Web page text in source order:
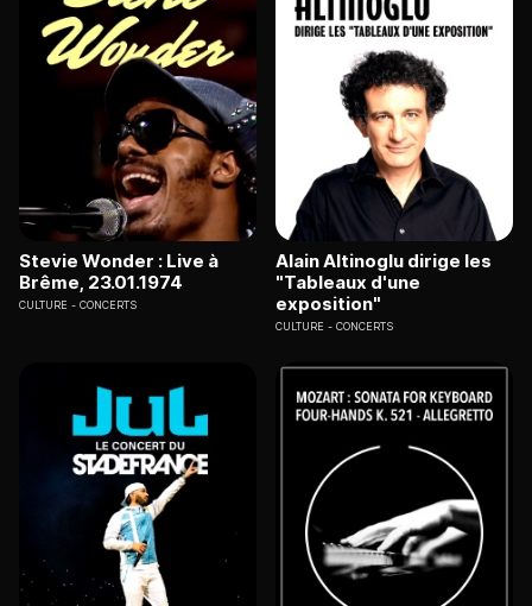
Stevie Wonder : Live à
Brême, 23.01.1974
CULTURE CONCERTS
Alain Altinoglu dirige les
"Tableaux d'une
exposition"
CULTURE CONCERTS